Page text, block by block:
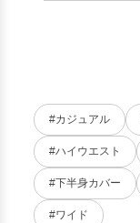
#カジュアル
#ハイウエスト
#下半身カバー
#ワイド